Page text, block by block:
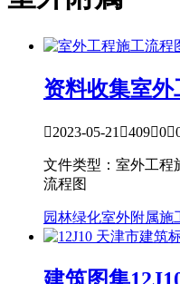
资料收集室外
2023-05-21 4090
文件类型：室外工程
流程图
园林绿化室外附属施
建筑图集